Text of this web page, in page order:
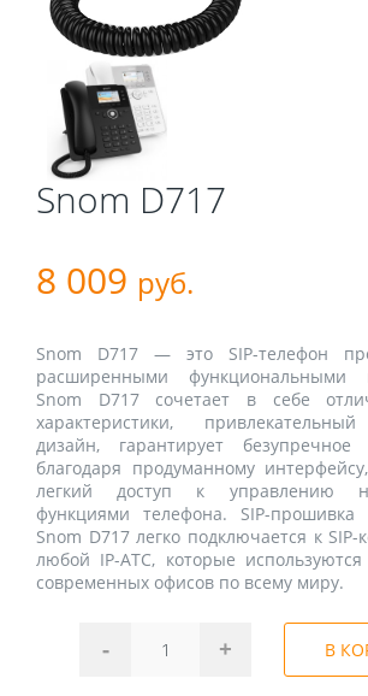
Snom D717
8 009 руб.
Snom D717 — это SIP-телефон
расширенными функциональными
Snom D717 сочетает в себе
характеристики,
дизайн, гарантирует
благодаря продуманному
легкий доступ к управлению
функциями телефона. SIP-прошивка
Snom D717 легко подключается к SIP-
любой IP-АТС, которые
современных офисов по всему миру.
- + В